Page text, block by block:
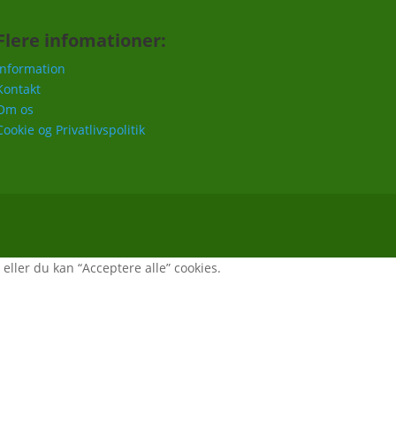
infomationer:
os
og Privatlivspolitik
du kan “Acceptere alle” cookies.